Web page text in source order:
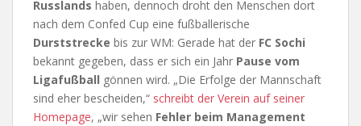
Russlands haben, dennoch droht den Menschen dort
nach dem Confed Cup eine fußballerische
Durststrecke bis zur WM: Gerade hat der FC Sochi
bekannt gegeben, dass er sich ein Jahr Pause vom
Ligafußball gönnen wird. „Die Erfolge der Mannschaft
sind eher bescheiden,“ schreibt der Verein auf seiner
Homepage, „wir sehen Fehler beim Management